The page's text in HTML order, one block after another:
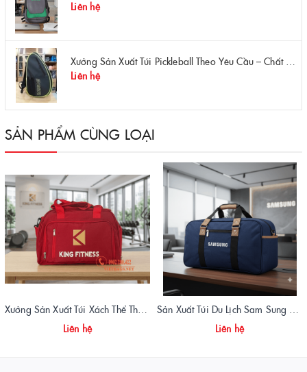
Liên hệ
Xưởng Sản Xuất Túi Pickleball Theo Yêu Cầu – Chất Lượng, Bền Bỉ, Thiết Kế Độc Quyền
Liên hệ
SẢN PHẨM CÙNG LOẠI
Xưởng Sản Xuất Túi Xách Thể Thao Tập Gym King Fitness Giá Gốc, Chất Lượng Cao
Liên hệ
Sản Xuất Túi Du Lịch Sam Sung Chuẩn Form, Giá Xưởng | Vietbags
Liên hệ